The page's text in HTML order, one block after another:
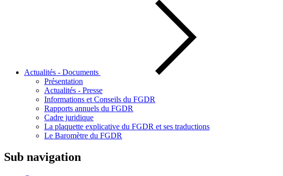
Actualités - Documents
Présentation
Actualités - Presse
Informations et Conseils du FGDR
Rapports annuels du FGDR
Cadre juridique
La plaquette explicative du FGDR et ses traductions
Le Baromètre du FGDR
Sub navigation